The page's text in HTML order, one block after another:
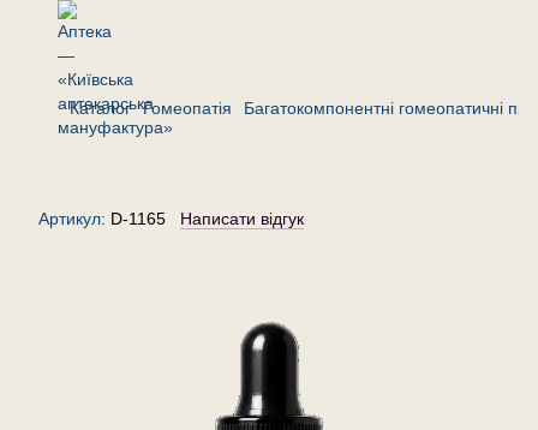
Каталог Гомеопатія Багатокомпонентні гомеопатичні
Комплекс «Алергічний риніт» —
Артикул: D-1165 Написати відгук